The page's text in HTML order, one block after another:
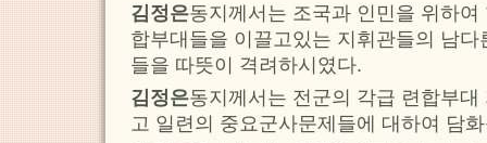
김정은동지께서는 조국과 인민을 위하
합부대들을 이끌고있는 지휘관들의 남
들을 따뜻이 격려하시였다.
김정은동지께서는 전군의 각급 련합부
고 일련의 중요군사문제들에 대하여 담